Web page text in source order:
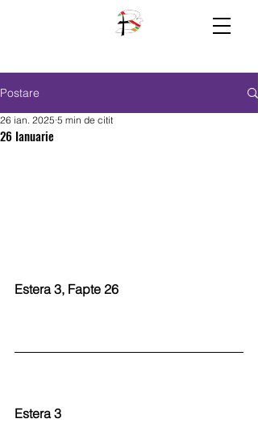
Postare
26 Ianuarie
26 ian. 2025 5 min de citit
Estera 3, Fapte 26
Estera 3